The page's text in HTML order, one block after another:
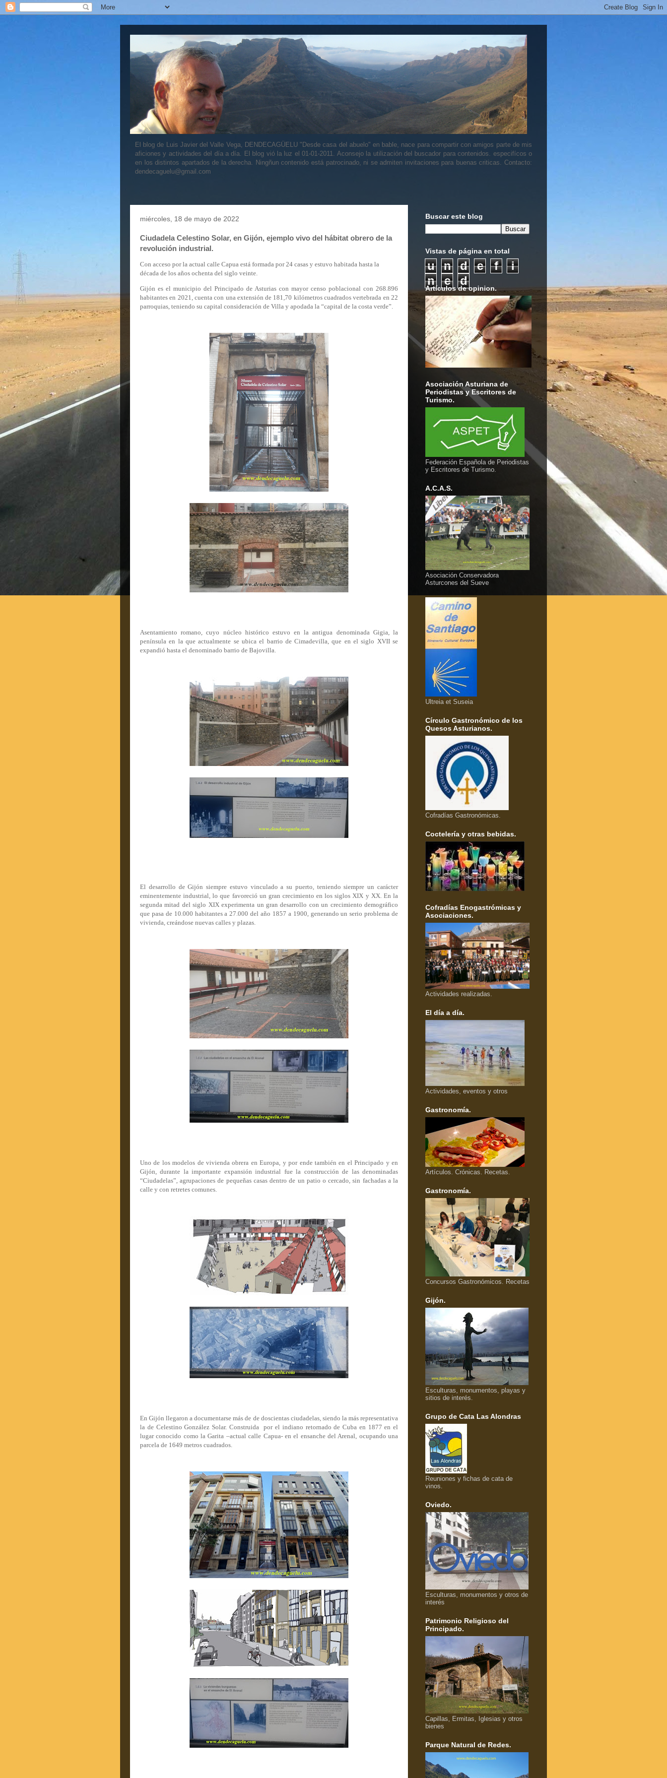
El blog de Luis Javier del Valle Vega, DENDECAGÜELU "Desde casa del abuelo" en bable, nace para compartir con amigos parte de mis
aficiones y actividades del día a día. El blog vió la luz el 01-01-2011. Aconsejo la utilización del buscador para contenidos. especifícos o
en los distintos apartados de la derecha. Ningñun contenido está patrocinado, ni se admiten invitaciones para buenas criticas. Contacto:
dendecaguelu@gmail.com
miércoles, 18 de mayo de 2022
Ciudadela Celestino Solar, en Gijón, ejemplo vivo del hábitat obrero de la
revolución industrial.
Con acceso por la actual calle Capua está formada por 24 casas y estuvo habitada hasta la
década de los años ochenta del siglo veinte.
Gijón es el municipio del Principado de Asturias con mayor censo poblacional con 268.896
habitantes en 2021, cuenta con una extensión de 181,70 kilómetros cuadrados vertebrada en 22
parroquias, teniendo su capital consideración de Villa y apodada la “capital de la costa verde”.
Asentamiento romano, cuyo núcleo histórico estuvo en la antigua denominada Gigia, la
península en la que actualmente se ubica el barrio de Cimadevilla, que en el siglo XVII se
expandió hasta el denominado barrio de Bajovilla.
El desarrollo de Gijón siempre estuvo vinculado a su puerto, teniendo siempre un carácter
eminentemente industrial, lo que favoreció un gran crecimiento en los siglos XIX y XX. En la
segunda mitad del siglo XIX experimenta un gran desarrollo con un crecimiento demográfico
que pasa de 10.000 habitantes a 27.000 del año 1857 a 1900, generando un serio problema de
vivienda, creándose nuevas calles y plazas.
Uno de los modelos de vivienda obrera en Europa, y por ende también en el Principado y en
Gijón, durante la importante expansión industrial fue la construcción de las denominadas
“Ciudadelas”, agrupaciones de pequeñas casas dentro de un patio o cercado, sin fachadas a la
calle y con retretes comunes.
En Gijón llegaron a documentarse más de de doscientas ciudadelas, siendo la más representativa
la de Celestino González Solar. Construida
por el indiano retornado de Cuba en 1877 en el
lugar conocido como la Garita –actual calle Capua- en el ensanche del Arenal, ocupando una
parcela de 1649 metros cuadrados.
Buscar este blog
Vistas de página en total
u n d e f
i
n
e d
Artículos de opinion.
Asociación Asturiana de
Periodistas y Escritores de
Turismo.
Federación Española de Periodistas
y Escritores de Turismo.
A.C.A.S.
Asociación Conservadora
Asturcones del Sueve
Ultreia et Suseia
Círculo Gastronómico de los
Quesos Asturianos.
Cofradías Gastronómicas.
Coctelería y otras bebidas.
Cofradías Enogastrómicas y
Asociaciones.
Actividades realizadas.
El día a día.
Actividades, eventos y otros
Gastronomía.
Artículos. Crónicas. Recetas.
Gastronomía.
Concursos Gastronómicos. Recetas
Gijón.
Esculturas, monumentos, playas y
sitios de interés.
Grupo de Cata Las Alondras
Reuniones y fichas de cata de
vinos.
Oviedo.
Esculturas, monumentos y otros de
interés
Patrimonio Religioso del
Principado.
Capillas, Ermitas, Iglesias y otros
bienes
Parque Natural de Redes.